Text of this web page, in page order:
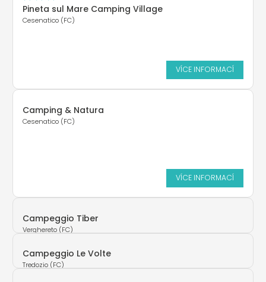
Pineta sul Mare Camping Village
Cesenatico (FC)
VÍCE INFORMACÍ
Camping & Natura
Cesenatico (FC)
VÍCE INFORMACÍ
Campeggio Tiber
Verghereto (FC)
Campeggio Le Volte
Tredozio (FC)